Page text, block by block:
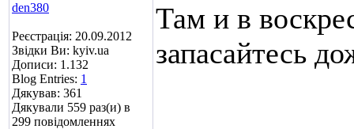
den380
Реєстрація: 20.09.2012
Звідки Ви: kyiv.ua
Дописи: 1.132
Blog Entries: 1
Дякував: 361
Дякували 559 раз(и) в
299 повідомленнях
Там и в
запасайтесь